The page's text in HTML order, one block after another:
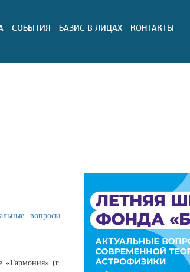
СОБЫТИЯ БАЗИС В ЛИЦАХ КОНТАКТЫ
вопросы
«Гармония» (г.